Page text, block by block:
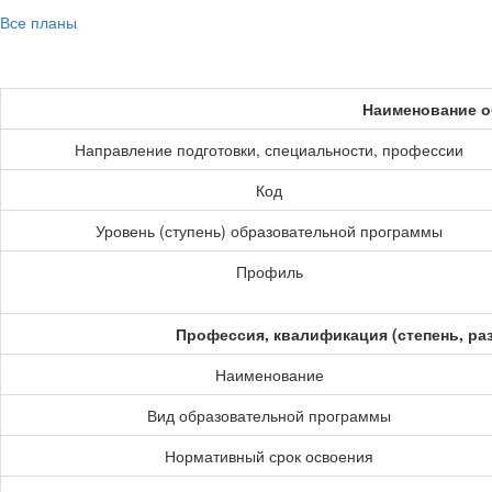
Все планы
Наименование
Направление подготовки, специальности, профессии
Код
Уровень (ступень) образовательной программы
Профиль
Профессия, квалификация (степень,
Наименование
Вид образовательной программы
Нормативный срок освоения